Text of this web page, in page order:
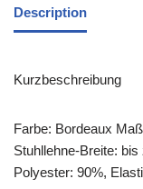
Description
Kurzbeschreibung
Farbe: Bordeaux
Stuhllehne-Breite:
Polyester: 90%,